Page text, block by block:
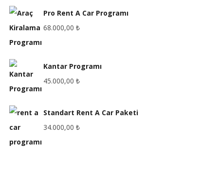
Pro Rent A Car Programı
68.000,00 ₺
Kantar Programı
45.000,00 ₺
Standart Rent A Car Paketi
34.000,00 ₺